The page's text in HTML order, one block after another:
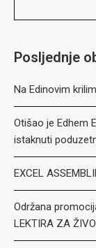
Posljednje
Na Edinovim
Otišao je Edhem
istaknuti
EXCEL
Održana
LEKTIRA ZA